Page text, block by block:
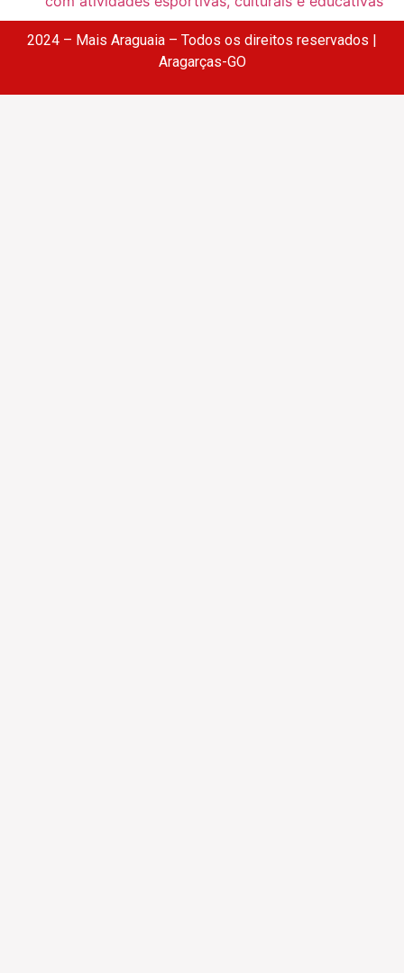
2024 – Mais Araguaia – Todos os direitos reservados |
Aragarças-GO